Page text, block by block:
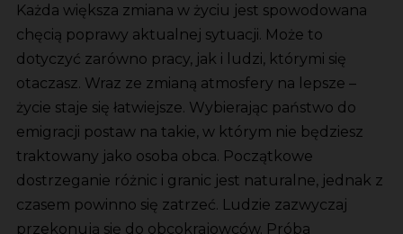
Każda większa zmiana w życiu jest spowodowana
chęcią poprawy aktualnej sytuacji. Może to
dotyczyć zarówno pracy, jak i ludzi, którymi się
otaczasz. Wraz ze zmianą atmosfery na lepsze –
życie staje się łatwiejsze. Wybierając państwo do
emigracji postaw na takie, w którym nie będziesz
traktowany jako osoba obca. Początkowe
dostrzeganie różnic i granic jest naturalne, jednak z
czasem powinno się zatrzeć. Ludzie zazwyczaj
przekonują się do obcokrajowców. Próba